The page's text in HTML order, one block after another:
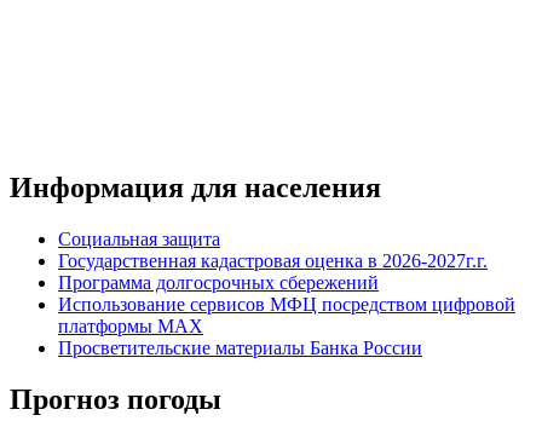
Информация для населения
Социальная защита
Государственная кадастровая оценка в 2026-2027г.г.
Программа долгосрочных сбережений
Использование сервисов МФЦ посредством цифровой
платформы MAX
Просветительские материалы Банка России
Прогноз погоды